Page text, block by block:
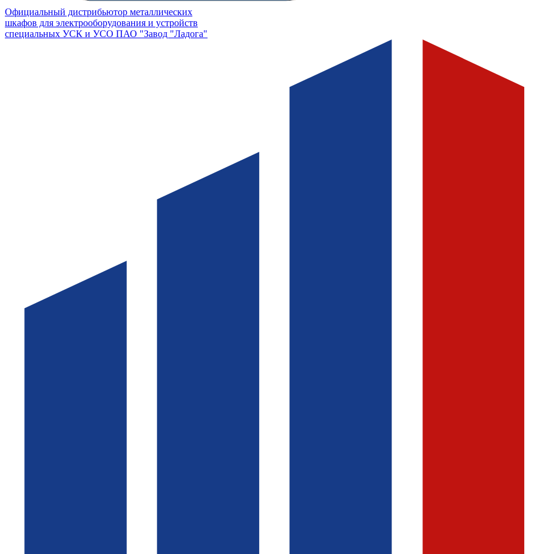
Официальный дистрибьютор металлических
шкафов для электрооборудования и устройств
специальных УСК и УСО ПАО "Завод "Ладога"